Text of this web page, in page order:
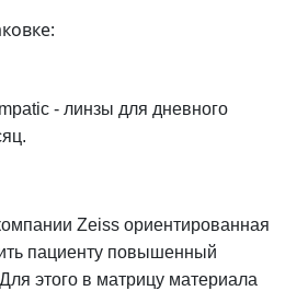
- линзы для дневного
Zeiss ориентированная
пациенту повышенный
этого в матрицу материала